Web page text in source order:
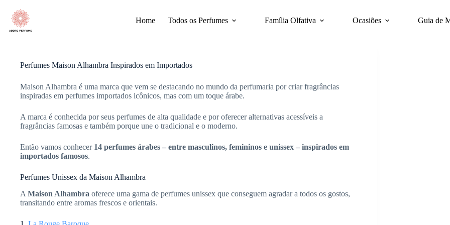
para
conteúdo
Home Todos os Perfumes Família Olfativa Ocasiões Guia de
Perfumes Maison Alhambra Inspirados em Importados
Maison Alhambra é uma marca que vem se destacando no mundo da perfumaria por criar fragrâncias
inspiradas em perfumes importados icônicos, mas com um toque árabe.
A marca é conhecida por seus perfumes de alta qualidade e por oferecer alternativas acessíveis a
fragrâncias famosas e também porque une o tradicional e o moderno.
Então vamos conhecer 14 perfumes árabes – entre masculinos, femininos e unissex – inspirados em
importados famosos.
Perfumes Unissex da Maison Alhambra
A Maison Alhambra oferece uma gama de perfumes unissex que conseguem agradar a todos os gostos,
transitando entre aromas frescos e orientais.